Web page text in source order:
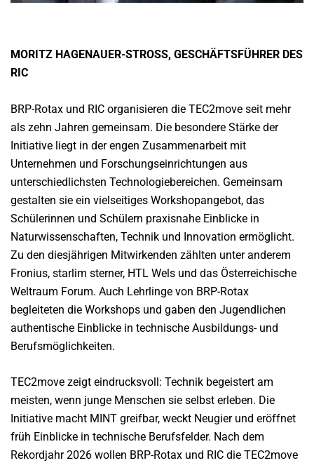
MORITZ HAGENAUER-STROSS, GESCHÄFTSFÜHRER DES
RIC
BRP-Rotax und RIC organisieren die TEC2move seit mehr
als zehn Jahren gemeinsam. Die besondere Stärke der
Initiative liegt in der engen Zusammenarbeit mit
Unternehmen und Forschungseinrichtungen aus
unterschiedlichsten Technologiebereichen. Gemeinsam
gestalten sie ein vielseitiges Workshopangebot, das
Schülerinnen und Schülern praxisnahe Einblicke in
Naturwissenschaften, Technik und Innovation ermöglicht.
Zu den diesjährigen Mitwirkenden zählten unter anderem
Fronius, starlim sterner, HTL Wels und das Österreichische
Weltraum Forum. Auch Lehrlinge von BRP-Rotax
begleiteten die Workshops und gaben den Jugendlichen
authentische Einblicke in technische Ausbildungs- und
Berufsmöglichkeiten.
TEC2move zeigt eindrucksvoll: Technik begeistert am
meisten, wenn junge Menschen sie selbst erleben. Die
Initiative macht MINT greifbar, weckt Neugier und eröffnet
früh Einblicke in technische Berufsfelder. Nach dem
Rekordjahr 2026 wollen BRP-Rotax und RIC die TEC2move